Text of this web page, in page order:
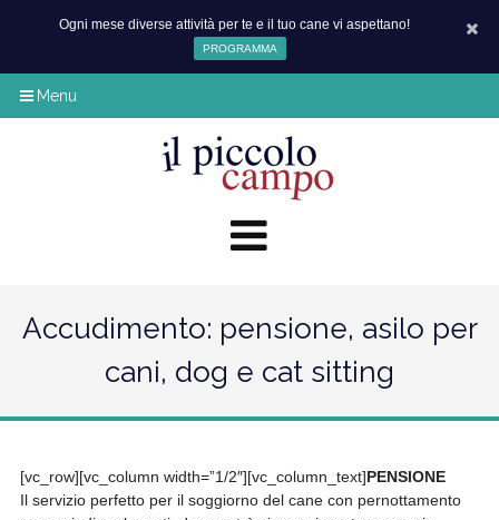
Ogni mese diverse attività per te e il tuo cane vi aspettano!
PROGRAMMA
Menu
Accudimento: pensione, asilo per
cani, dog e cat sitting
[vc_row][vc_column width=”1/2″][vc_column_text]PENSIONE
Il servizio perfetto per il soggiorno del cane con pernottamento